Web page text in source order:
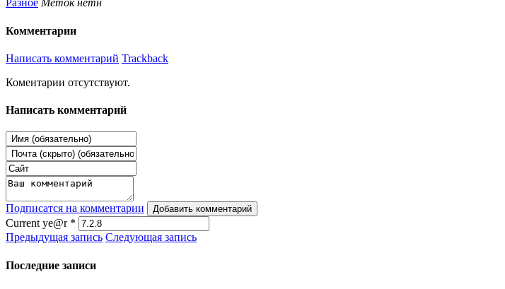
Разное Меток нетн
Комментарии
Написать комментарий Trackback
Коментарии отсутствуют.
Написать комментарий
Подписатся на комментарии Добавить комментарий
Current ye@r *
Предыдущая запись Следующая запись
Последние записи